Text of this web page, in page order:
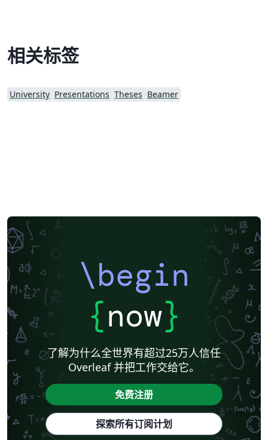
相关标签
University Presentations Theses Beamer
\begin
{now}
了解为什么全世界有超过25万人信任
Overleaf 并把工作交给它。
免费注册
探索所有订阅计划